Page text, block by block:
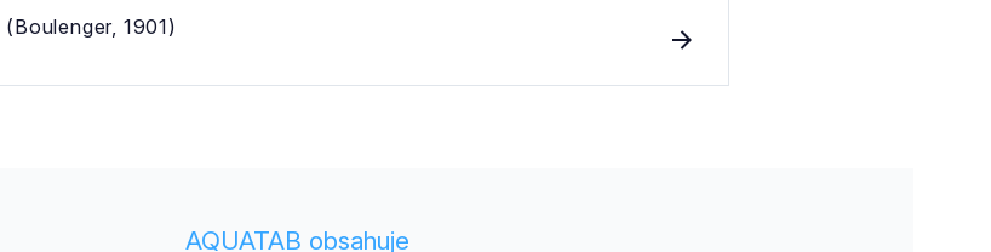
(Boulenger, 1901)
AQUATAB obsahuje